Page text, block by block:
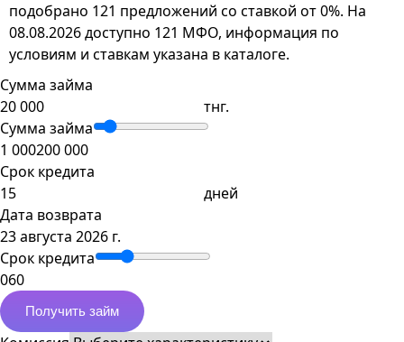
подобрано 121 предложений со ставкой от 0%. На
08.08.2026 доступно 121 МФО, информация по
условиям и ставкам указана в каталоге.
Сумма займа
тнг.
Сумма займа
1 000200 000
Срок кредита
дней
Дата возврата
23 августа 2026 г.
Срок кредита
060
Получить займ